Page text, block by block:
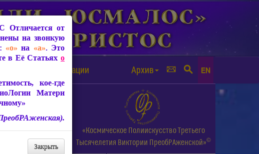
Защита от чипизации Архив EN
Мира.
Аудио и др.
«Космическое Полиискусство Третьего
Тысячелетия Виктории ПреобРАженской»©
Отличается от
на звонкую
«о» на «а». Это
в Её Статьях о
кое-где
Матери
Закрыть